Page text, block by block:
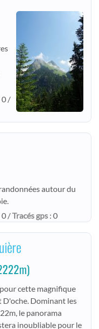
0 /
autour du
0 /Tracés gps : 0
cette magnifique
Dominant les
le panorama
inoubliable pour le